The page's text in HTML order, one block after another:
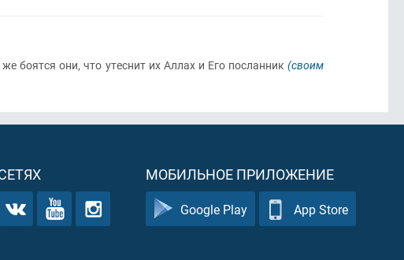
боятся они, что утеснит их Аллах и Его посланник(своим
МОБИЛЬНОЕ ПРИЛОЖЕНИЕ
Google Play App Store